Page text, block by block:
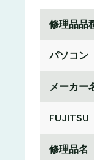
修理品品
パソコン
メーカー
FUJITSU
修理品名